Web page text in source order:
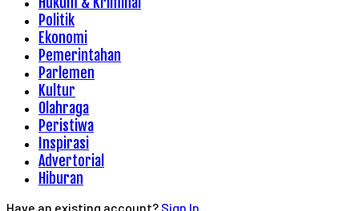
Politik
Ekonomi
Pemerintahan
Parlemen
Kultur
Olahraga
Peristiwa
Inspirasi
Advertorial
Hiburan
Have an existing account? Sign In